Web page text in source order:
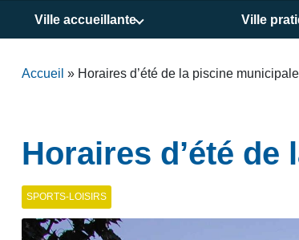
Ville accueillante Ville
Accueil » Horaires d’été de la piscine municipale
Horaires d’été
SPORTS-LOISIRS